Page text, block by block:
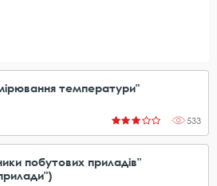
температури"
533
побутових приладів"